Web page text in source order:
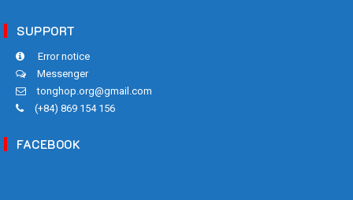
SUPPORT
Error notice
Messenger
tonghop.org@gmail.com
(+84) 869 154 156
FACEBOOK